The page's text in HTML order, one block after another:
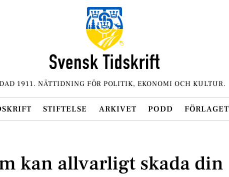
1911. NÄTTIDNING FÖR POLITIK, EKONOMI OCH KULTUR.
STIFTELSE ARKIVET PODD FÖRLAGET
kan allvarligt skada din